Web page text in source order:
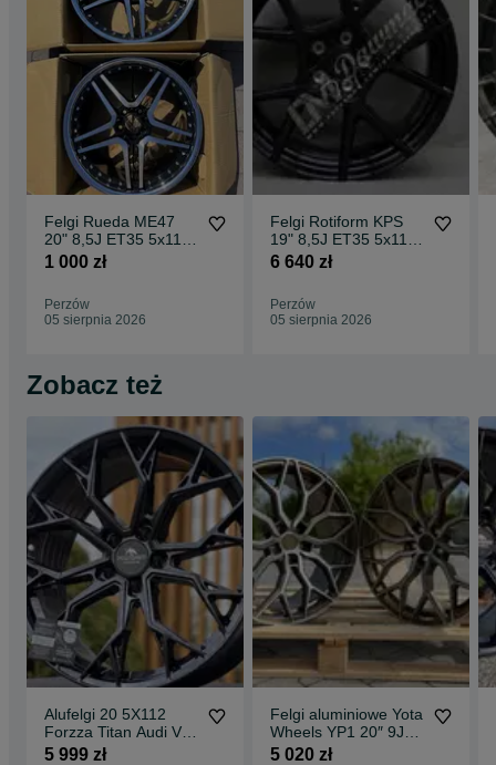
Felgi Rueda ME47
20" 8,5J ET35 5x112
CBKF1 / 2 sztuki
1 000 zł
Perzów
05 sierpnia 2026
Felgi Rotiform KPS
19" 8,5J ET35 5x112
Matte Black Face w/
6 640 zł
Perzów
05 sierpnia 2026
Zobacz też
Alufelgi 20 5X112
Forzza Titan Audi VW
Mercedes BMW 5 7
5 999 zł
Felgi aluminiowe Yota
Wheels YP1 20″ 9J
ET40 + 10J ET42
5 020 zł